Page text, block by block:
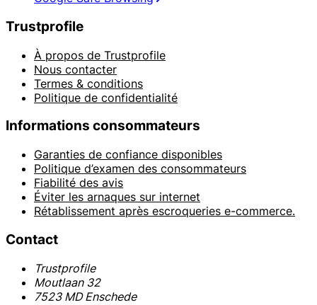
Trustprofile
À propos de Trustprofile
Nous contacter
Termes & conditions
Politique de confidentialité
Informations consommateurs
Garanties de confiance disponibles
Politique d’examen des consommateurs
Fiabilité des avis
Éviter les arnaques sur internet
Rétablissement après escroqueries e-commerce.
Contact
Trustprofile
Moutlaan 32
7523 MD Enschede